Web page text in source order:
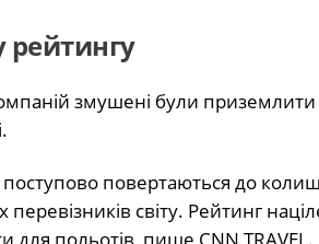
рейтингу
змушені були
поступово повертаються до
світу. Рейтинг